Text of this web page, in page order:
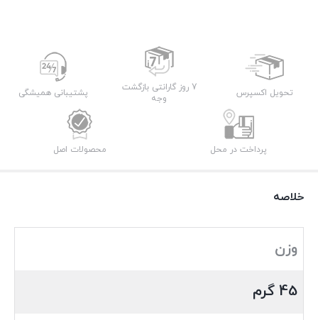
تحویل اکسپرس
7 روز گارانتی بازگشت
وجه
پشتیبانی همیشگی
پرداخت در محل محصولات اصل
خلاصه
وزن
45 گرم